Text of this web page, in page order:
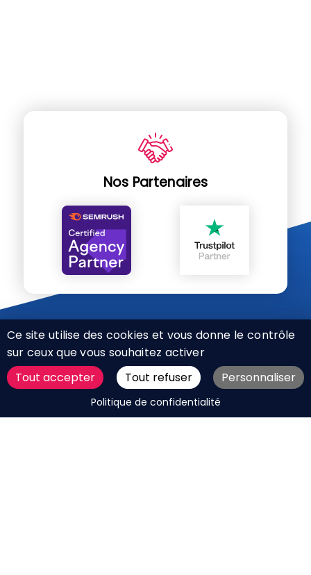
DEMANDER UN DEVIS
Nos Partenaires
CHARTE RÉSEAUX SOCIAUX
MENTIONS LÉGALES
Ce site utilise des cookies et vous donne le contrôle
sur ceux que vous souhaitez activer
Tout accepter
Tout refuser Personnaliser
Politique de confidentialité